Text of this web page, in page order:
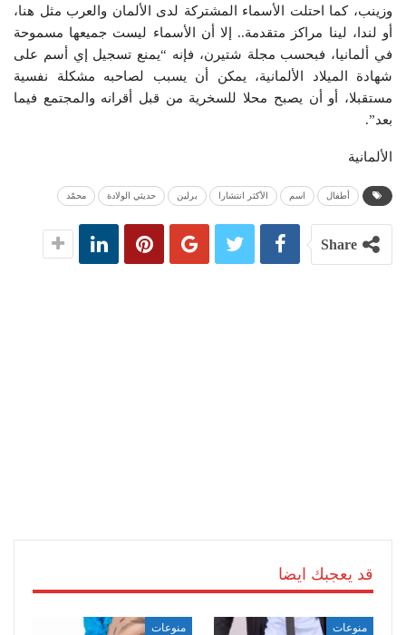
وزينب، كما احتلت الأسماء المشتركة لدى الألمان والعرب مثل هنا،
أو لندا، لينا مراكز متقدمة.. إلا أن الأسماء ليست جميعها مسموحة
في ألمانيا، فبحسب مجلة شتيرن، فإنه “يمنع تسجيل إي أسم على
شهادة الميلاد الألمانية، يمكن أن يسبب لصاحبه مشكلة نفسية
مستقبلا، أو أن يصبح محلا للسخرية من قبل أقرانه والمجتمع فيما
بعد”.
الألمانية
أطفال اسم الأكثر انتشارا برلين حديثي الولادة محمّد
Share
قد يعجبك ايضا
منوعات منوعات